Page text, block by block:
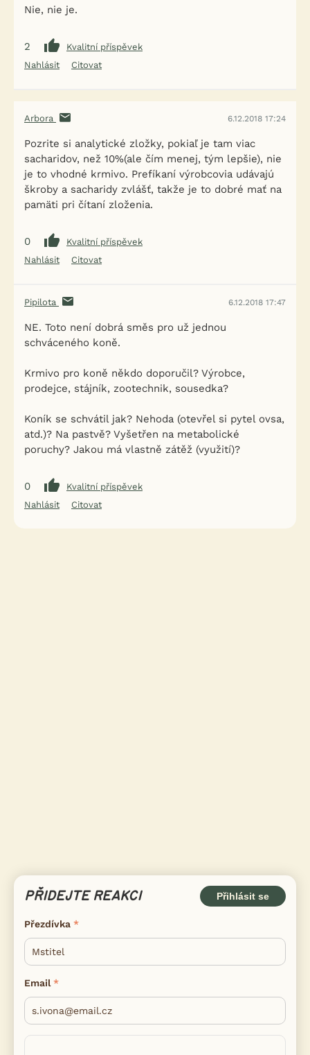
Nie, nie je.
2
Kvalitní příspěvek
Nahlásit
Citovat
Arbora 6.12.2018 17:24
Pozrite si analytické zložky, pokiaľ je tam viac
sacharidov, než 10%(ale čím menej, tým lepšie), nie
je to vhodné krmivo. Prefíkaní výrobcovia udávajú
škroby a sacharidy zvlášť, takže je to dobré mať na
pamäti pri čítaní zloženia.
0
Kvalitní příspěvek
Nahlásit
Citovat
Pipilota 6.12.2018 17:47
NE. Toto není dobrá směs pro už jednou
schváceného koně.
Krmivo pro koně někdo doporučil? Výrobce,
prodejce, stájník, zootechnik, sousedka?
Koník se schvátil jak? Nehoda (otevřel si pytel ovsa,
atd.)? Na pastvě? Vyšetřen na metabolické
poruchy? Jakou má vlastně zátěž (využití)?
0
Kvalitní příspěvek
Nahlásit
Citovat
PŘIDEJTE REAKCI Přihlásit se
Přezdívka
Email